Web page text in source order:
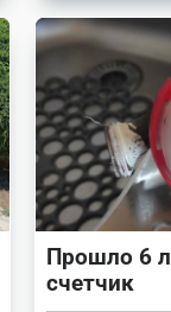
Прошло 6
счетчик